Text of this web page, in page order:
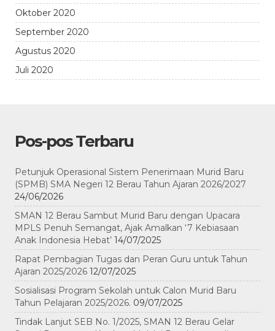
Oktober 2020
September 2020
Agustus 2020
Juli 2020
Pos-pos Terbaru
Petunjuk Operasional Sistem Penerimaan Murid Baru
(SPMB) SMA Negeri 12 Berau Tahun Ajaran 2026/2027
24/06/2026
SMAN 12 Berau Sambut Murid Baru dengan Upacara
MPLS Penuh Semangat, Ajak Amalkan ‘7 Kebiasaan
Anak Indonesia Hebat’ 14/07/2025
Rapat Pembagian Tugas dan Peran Guru untuk Tahun
Ajaran 2025/2026 12/07/2025
Sosialisasi Program Sekolah untuk Calon Murid Baru
Tahun Pelajaran 2025/2026. 09/07/2025
Tindak Lanjut SEB No. 1/2025, SMAN 12 Berau Gelar